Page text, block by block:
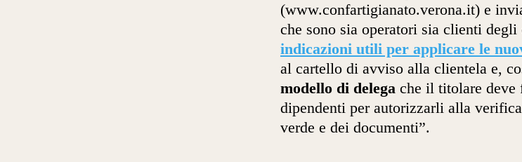
(www.confartigianato.verona.it) e
che sono sia operatori sia clienti
indicazioni utili per applicare le
al cartello di avviso alla clientela e,
modello di delega che il titolare deve
dipendenti per autorizzarli alla
verde e dei documenti”.